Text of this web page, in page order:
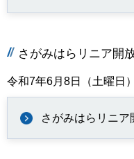
さがみはらリニア
令和7年6月8日（土曜日
さがみはらリニア